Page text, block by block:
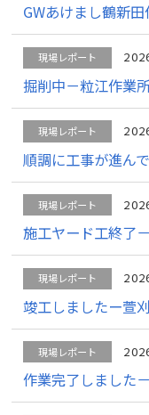
GWあけまし鶴新
現場レポート
掘削中－粒江作業
現場レポート
順調に工事が進ん
現場レポート
施工ヤード工終了
現場レポート
竣工しましたー萱
現場レポート
作業完了しました